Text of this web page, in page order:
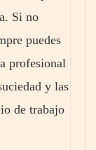
Si no
puedes
profesional
y las
de trabajo